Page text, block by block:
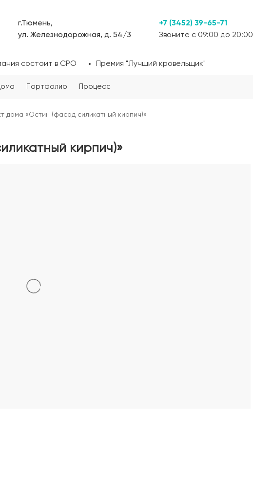
г.Тюмень,
ул. Железнодорожная, д. 54/3
+7 (3452) 39-65-71
Звоните с 09:00 до 20:00
состоит в СРО Премия "Лучший кровельщик"
Портфолио Процесс
дома «Остин (фасад силикатный кирпич)»
кирпич)»